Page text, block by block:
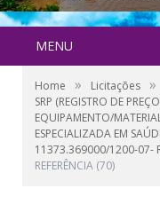
MENU
Home » Licitações »
SRP (REGISTRO DE
EQUIPAMENTO/
ESPECIALIZADA EM
11373.369000/1200-07-
REFERÊNCIA (70)